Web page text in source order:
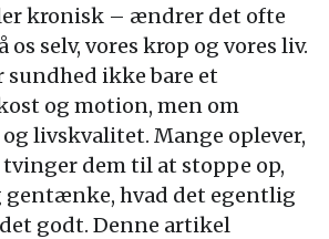
kronisk – ændrer det ofte
os selv, vores krop og vores liv.
ikke bare et
og motion, men om
og livskvalitet. Mange oplever,
dem til at stoppe op,
hvad det egentlig
godt. Denne artikel